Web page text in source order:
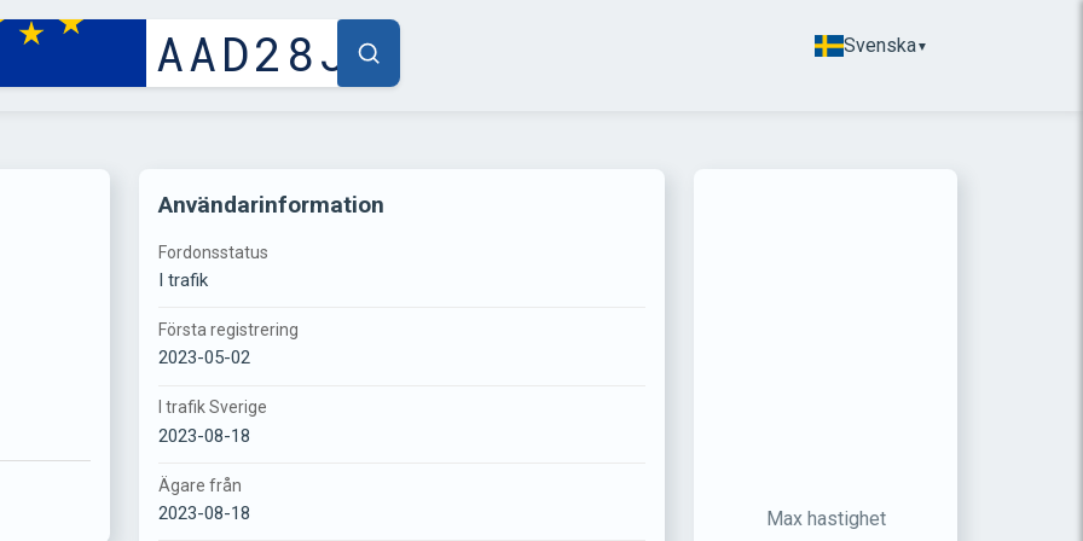
Svenska▼
Användarinformation
Fordonsstatus
I trafik
Första registrering
2023-05-02
I trafik Sverige
2023-08-18
Ägare från
2023-08-18 Max hastighet